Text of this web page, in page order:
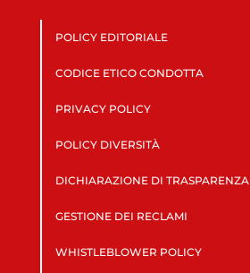
POLICY EDITORIALE
CODICE ETICO CONDOTTA
PRIVACY POLICY
POLICY DIVERSITÀ
DICHIARAZIONE DI TRASPARENZA
GESTIONE DEI RECLAMI
WHISTLEBLOWER POLICY